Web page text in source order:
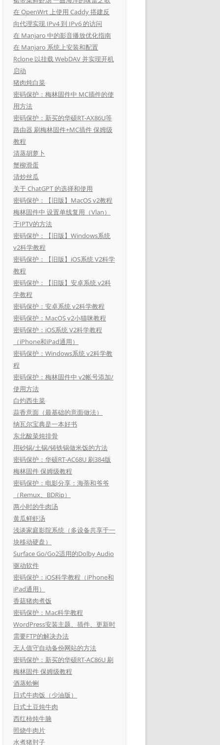
在 OpenWrt 上使用 Caddy 搭建反
向代理实现 IPv4 到 IPv6 的访问
在 Manjaro 中的影音播放优化指南
在 Manjaro 系统上安装和配置
Rclone 以挂载 WebDAV 并实现开机
启动
猪肉炖白菜
密码保护：梅林固件中 MC插件的使
用方法
密码保护：新买的华硕RT-AX86U等
路由器 刷梅林固件+MC插件 保姆级
教程
清蒸胡萝卜
蟹柳滑蛋
清炒丝瓜
关于 ChatGPT 的选择和使用
密码保护：【旧版】MacOS v2教程
梅林固件中 设置单线复用（Vlan）
于IPTV的方法
密码保护：【旧版】Windows系统
v2科学教程
密码保护：【旧版】iOS系统 V2科学
教程
密码保护：【旧版】安卓系统 v2科
学教程
密码保护：安卓系统 v2科学教程
密码保护：MacOS v2小猫咪教程
密码保护：iOS系统 V2科学教程
（iPhone和iPad通用）
密码保护：Windows系统 v2科学教
程
密码保护：梅林固件中 v2帐号添加/
使用方法
白灼西生菜
蒜香意面（最基础的意面做法）
纳瓦尔宝典是一本好书
东北酸菜炖排骨
用砂锅/土锅/铸铁锅做米饭的方法
密码保护：华硕RT-AC68U 刷384版
梅林固件 保姆级教程
密码保护：电影分享：海蒂和爷爷
（Remux、BDRip）
两小时的牛肉汤
黄瓜鲜虾汤
浅谈家庭影院系统（多设备共享于一
块移动硬盘）
Surface Go/Go2适用的Dolby Audio
驱动软件
密码保护：iOS科学教程（iPhone和
iPad通用）
香菇猪肉煮饭
密码保护：Mac科学教程
WordPress安装主题、插件、更新时
需要FTP的解决办法
无人值守自动备份网站的方法
密码保护：新买的华硕RT-AC86U 刷
梅林固件 保姆级教程
酒蒸蛤蜊
日式牛肉饭（少油版）
日式土豆炖牛肉
西红柿炖牛腩
照烧牛肉片
水煮猪肘子